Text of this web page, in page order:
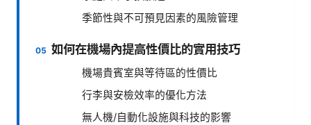
季節性與不可預見因素的風險管理
如何在機場內提高性價比的實用技巧
機場貴賓室與等待區的性價比
行李與安檢效率的優化方法
無人機/自動化設施與科技的影響